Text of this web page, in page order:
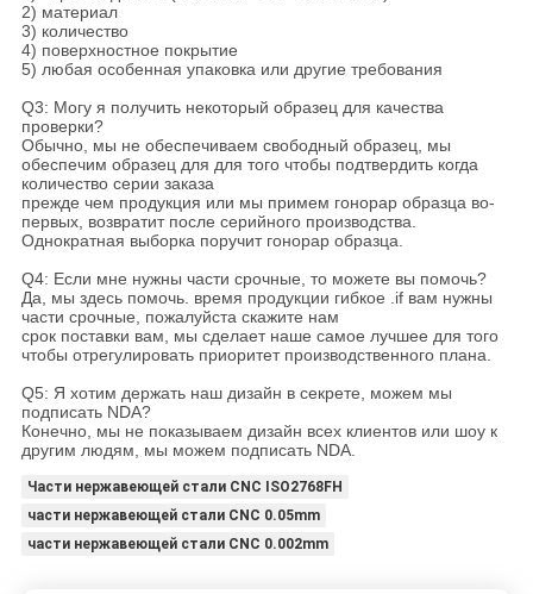
2) материал
3) количество
4) поверхностное покрытие
5) любая особенная упаковка или другие требования
Q3: Могу я получить некоторый образец для качества
проверки?
Обычно, мы не обеспечиваем свободный образец, мы
обеспечим образец для для того чтобы подтвердить когда
количество серии заказа
прежде чем продукция или мы примем гонорар образца во-
первых, возвратит после серийного производства.
Однократная выборка поручит гонорар образца.
Q4: Если мне нужны части срочные, то можете вы помочь?
Да, мы здесь помочь. время продукции гибкое .if вам нужны
части срочные, пожалуйста скажите нам
срок поставки вам, мы сделает наше самое лучшее для того
чтобы отрегулировать приоритет производственного плана.
Q5: Я хотим держать наш дизайн в секрете, можем мы
подписать NDA?
Конечно, мы не показываем дизайн всех клиентов или шоу к
другим людям, мы можем подписать NDA.
Части нержавеющей стали CNC ISO2768FH
части нержавеющей стали CNC 0.05mm
части нержавеющей стали CNC 0.002mm